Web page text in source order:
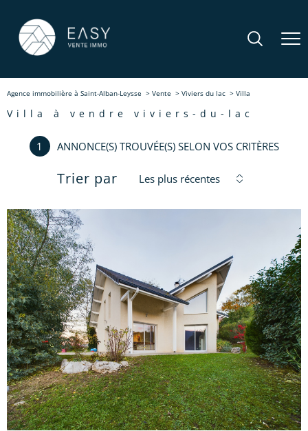
Agence immobilière à Saint-Alban-Leysse Vente Viviers du lac Villa
villa à vendre viviers-du-lac
1 ANNONCE(S) TROUVÉE(S) SELON VOS CRITÈRES
Trier par Les plus récentes